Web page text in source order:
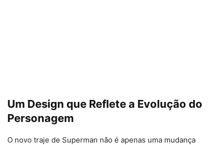
Um Design que Reflete a Evolução do
Personagem
O novo traje de Superman não é apenas uma mudança